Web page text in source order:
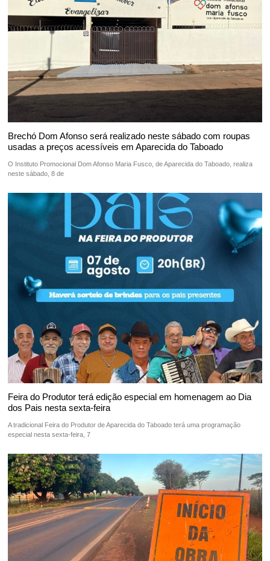
Brechó Dom Afonso será realizado neste sábado com roupas
usadas a preços acessíveis em Aparecida do Taboado
O Instituto Promocional Dom Afonso Maria Fusco, de Aparecida do Taboado, realiza
neste sábado, 8 de
Feira do Produtor terá edição especial em homenagem ao Dia
dos Pais nesta sexta-feira
A tradicional Feira do Produtor de Aparecida do Taboado terá uma programação
especial nesta sexta-feira, 7